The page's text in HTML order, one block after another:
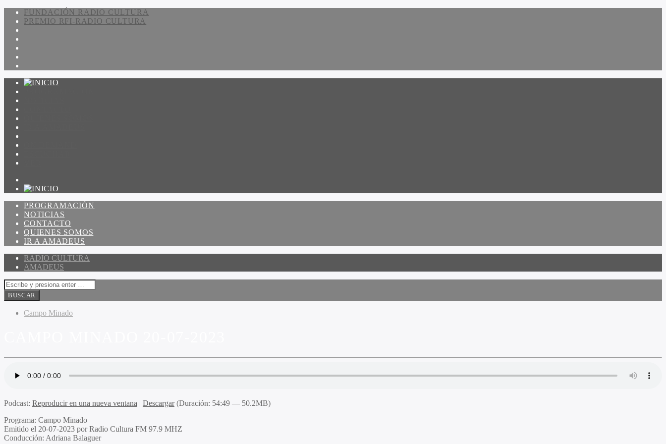
FUNDACIÓN RADIO CULTURA
PREMIO RFI-RADIO CULTURA
PROGRAMACIÓN
NOTICIAS
CONTACTO
QUIENES SOMOS
IR A AMADEUS
RADIO CULTURA
AMADEUS
Campo Minado
Podcast: Reproducir en una nueva ventana | Descargar(Duración: 54:49 — 50.2MB)
Programa: Campo Minado
Emitido el 20-07-2023 por Radio Cultura FM 97.9 MHZ
Conducción: Adriana Balaguer